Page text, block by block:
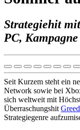
Strategiehit
PC,
Seit Kurzem steht ein
Network sowie bei
sich weltweit mit
Überraschungshit
Strategiegenre